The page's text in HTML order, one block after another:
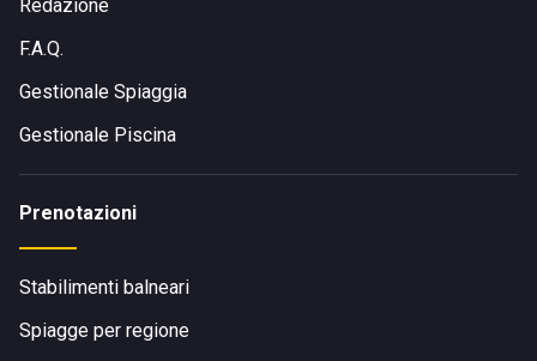
Redazione
F.A.Q.
Gestionale Spiaggia
Gestionale Piscina
Prenotazioni
Stabilimenti balneari
Spiagge per regione